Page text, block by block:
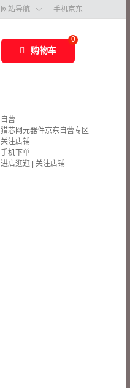
网站导航  手机京东
0
购物车
自营
猎芯网元器件京东自营专区
关注店铺
手机下单
进店逛逛
关注店铺